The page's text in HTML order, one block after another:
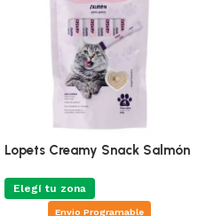
Sobre Sieger Perro y Gato
Elegí tu zona